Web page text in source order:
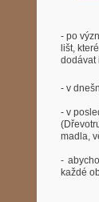
- po
lišt,
dodávat
- v
- v
madla,
-
každé